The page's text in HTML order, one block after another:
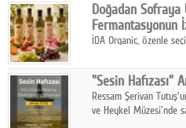
Doğadan Sofraya
Fermantasyonun
İDA Organic, özenle
sofralarına taşıyor.
"Sesin Hafızası"
Ressam Şerivan
ve Heykel Müzesi'nde